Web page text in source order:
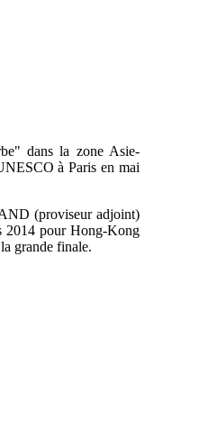
dans la zone Asie-
à Paris en mai
(proviseur adjoint)
2014 pour Hong-Kong
grande finale.